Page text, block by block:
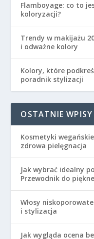
Flamboyage: co to
koloryzacji?
Trendy w makijażu
i odważne kolory
Kolory, które
poradnik stylizacji
OSTATNIE WPISY
Kosmetyki
zdrowa pielęgnacja
Jak wybrać idealny
Przewodnik do
Włosy
i stylizacja
Jak wygląda ocena